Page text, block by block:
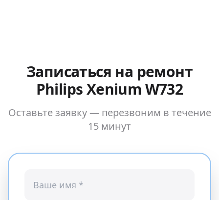
Записаться на ремонт
Philips Xenium W732
Оставьте заявку — перезвоним в течение
15 минут